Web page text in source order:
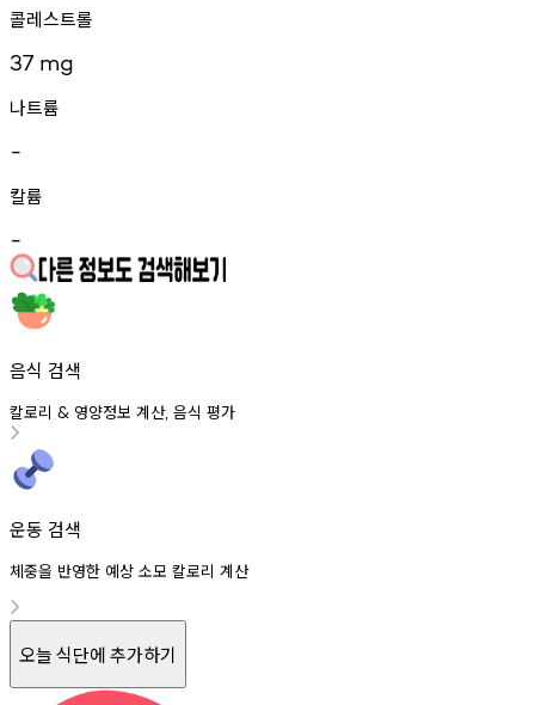
콜레스트롤
37 mg
나트륨
-
칼륨
-
음식 검색
칼로리 & 영양정보 계산, 음식 평가
운동 검색
체중을 반영한 예상 소모 칼로리 계산
오늘 식단에 추가하기